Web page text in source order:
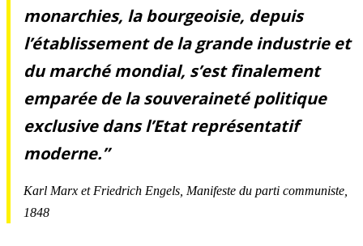
monarchies, la bourgeoisie, depuis
l’établissement de la grande industrie et
du marché mondial, s’est finalement
emparée de la souveraineté politique
exclusive dans l’Etat représentatif
moderne.”
Karl Marx et Friedrich Engels, Manifeste du parti communiste
1848